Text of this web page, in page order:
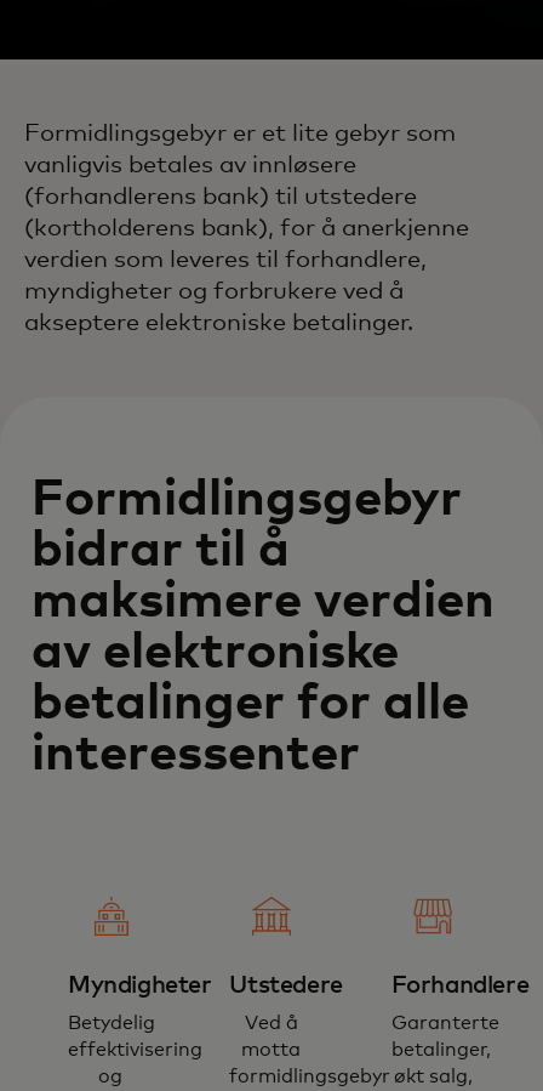
Formidlingsgebyr er et lite gebyr som
vanligvis betales av innløsere
(forhandlerens bank) til utstedere
(kortholderens bank), for å anerkjenne
verdien som leveres til forhandlere,
myndigheter og forbrukere ved å
akseptere elektroniske betalinger.
Formidlingsgebyr
bidrar til å
maksimere verdien
av elektroniske
betalinger for alle
interessenter
Myndigheter
Betydelig
effektivisering
og
Utstedere
Ved å
motta
formidlingsgebyr
Forhandlere
Garanterte
betalinger,
økt salg,